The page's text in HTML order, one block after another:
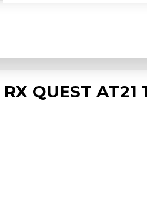
QUEST AT21